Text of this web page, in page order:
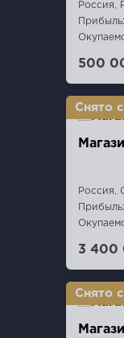
Россия,
500
Россия,
3 400